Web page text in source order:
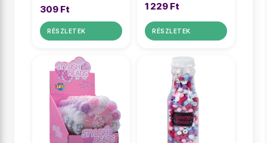
309 Ft
RÉSZLETEK
1 229 Ft
RÉSZLETEK